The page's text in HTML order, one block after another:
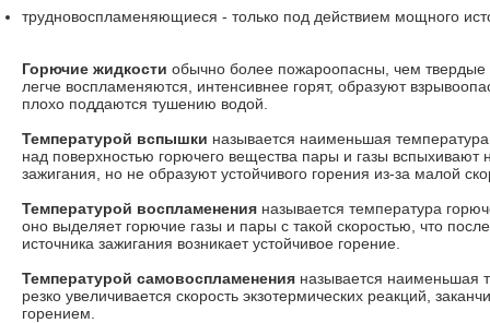
трудновоспламеняющиеся - только под действием мощного
Горючие жидкости обычно более пожароопасны, чем твердые
легче воспламеняются, интенсивнее горят, образуют
плохо поддаются тушению водой.
Температурой вспышки называется наименьшая
над поверхностью горючего вещества пары и газы вспыхивают
зажигания, но не образуют устойчивого горения из-за малой
Температурой воспламенения называется температура
оно выделяет горючие газы и пары с такой скоростью, что
источника зажигания возникает устойчивое горение.
Температурой самовоспламенения называется наименьшая
резко увеличивается скорость экзотермических реакций,
горением.